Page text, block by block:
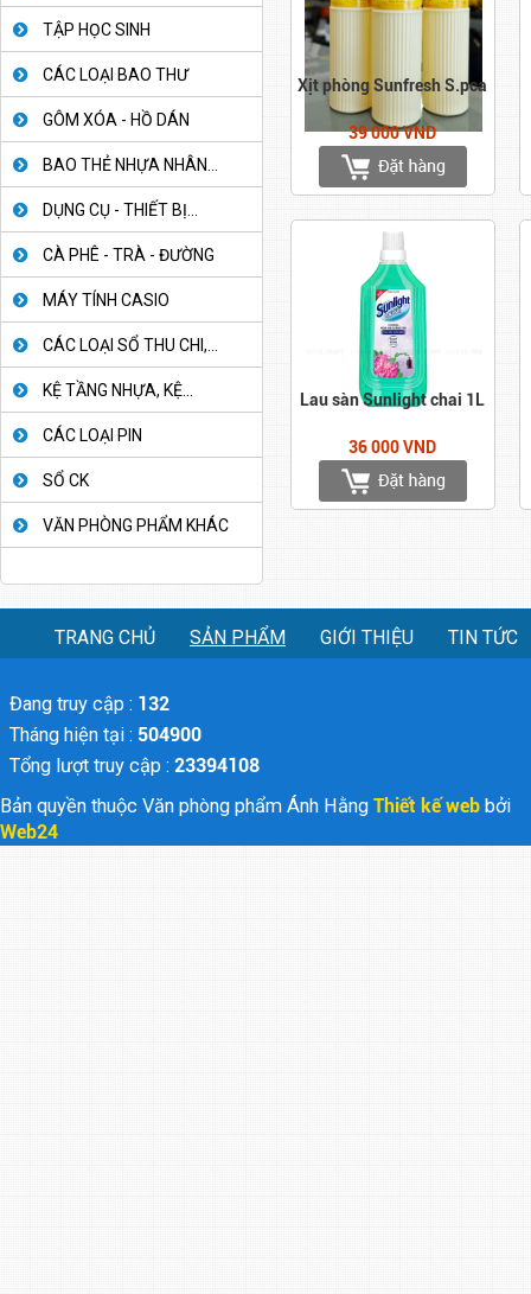
TẬP HỌC SINH
CÁC LOẠI BAO THƯ
GÔM XÓA - HỒ DÁN
BAO THẺ NHỰA NHÂN...
DỤNG CỤ - THIẾT BỊ...
CÀ PHÊ - TRÀ - ĐƯỜNG
MÁY TÍNH CASIO
CÁC LOẠI SỔ THU CHI,...
KỆ TẦNG NHỰA, KỆ...
CÁC LOẠI PIN
SỔ CK
VĂN PHÒNG PHẨM KHÁC
Xịt phòng Sunfresh S.pca
39 000 VND
Lau sàn Sunlight chai 1L
36 000 VND
TRANG CHỦ SẢN PHẨM GIỚI THIỆU TIN TỨC
Đang truy cập : 132
Tháng hiện tại : 504900
Tổng lượt truy cập : 23394108
Bản quyền thuộc Văn phòng phẩm Ánh Hằng Thiết kế web bởi
Web24